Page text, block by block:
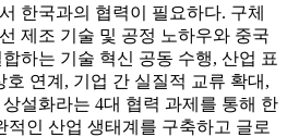
한국과의 협력이 필요하다. 구체
제조 기술 및 공정 노하우와 중국
하는 기술 혁신 공동 수행, 산업 표
호 연계, 기업 간 실질적 교류 확대,
설화라는 4대 협력 과제를 통해 한
적인 산업 생태계를 구축하고 글로